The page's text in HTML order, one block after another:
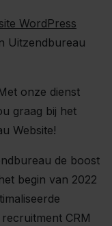
WordPress
Uitzendbureau
onze dienst
graag bij het
Website!
de boost
begin van 2022
CRM